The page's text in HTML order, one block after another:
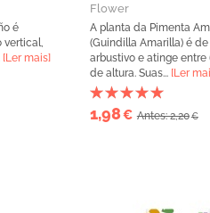
é
vertical,
[Ler mais]
Flower
A planta da Pimenta
(Guindilla Amarilla) é
arbustivo e atinge entre
de altura. Suas... [Ler
1,98€ Antes: 2,20€